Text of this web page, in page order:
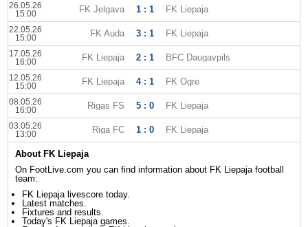
26.05.26
15:00
FK Jelgava 1 : 1 FK Liepaja
22.05.26
15:00
FK Auda 3 : 1 FK Liepaja
17.05.26
16:00
FK Liepaja 2 : 1 BFC Daugavpils
12.05.26
15:00
FK Liepaja 4 : 1 FK Ogre
08.05.26
16:00
Rigas FS 5 : 0 FK Liepaja
03.05.26
13:00
Riga FC 1 : 0 FK Liepaja
About FK Liepaja
On FootLive.com you can find information about FK Liepaja football
team:
FK Liepaja livescore today.
Latest matches.
Fixtures and results.
Today's FK Liepaja games.